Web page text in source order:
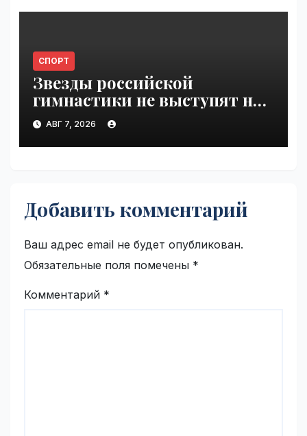
СПОРТ
Звезды российской
гимнастики не выступят на
ЧЕ из-за отказа в визах |
VseTime.ru
АВГ 7, 2026
Добавить комментарий
Ваш адрес email не будет опубликован.
Обязательные поля помечены *
Комментарий *